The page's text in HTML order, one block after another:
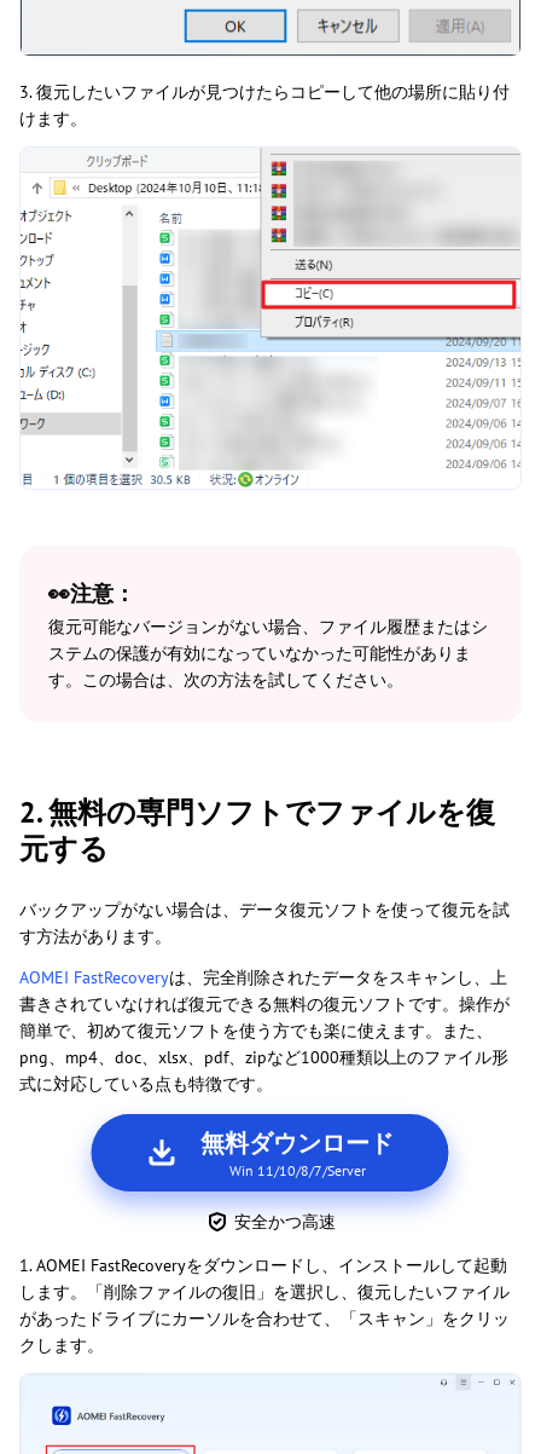
3. 復元したいファイルが見つけたらコピーして他の場所に貼り付
けます。
👀注意：
復元可能なバージョンがない場合、ファイル履歴またはシ
ステムの保護が有効になっていなかった可能性がありま
す。この場合は、次の方法を試してください。
2. 無料の専門ソフトでファイルを復
元する
バックアップがない場合は、データ復元ソフトを使って復元を試
す方法があります。
AOMEI FastRecoveryは、完全削除されたデータをスキャンし、上
書きされていなければ復元できる無料の復元ソフトです。操作が
簡単で、初めて復元ソフトを使う方でも楽に使えます。また、
png、mp4、doc、xlsx、pdf、zipなど1000種類以上のファイル形
式に対応している点も特徴です。
無料ダウンロード
Win 11/10/8/7/Server
安全かつ高速
1. AOMEI FastRecoveryをダウンロードし、インストールして起動
します。「削除ファイルの復旧」を選択し、復元したいファイル
があったドライブにカーソルを合わせて、「スキャン」をクリッ
クします。